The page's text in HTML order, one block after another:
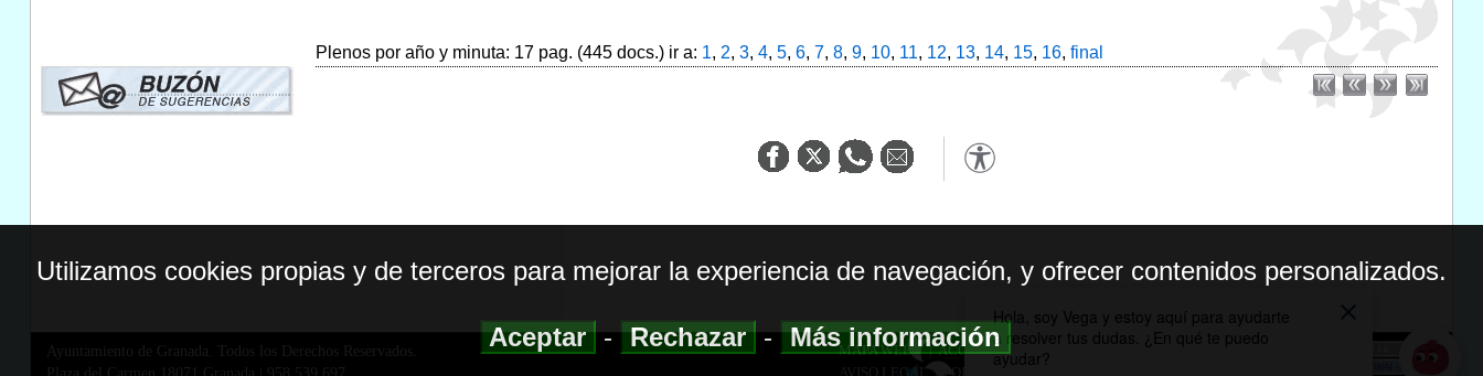
Plenos por año y minuta: 17 pag. (445 docs.) ir a: 1, 2, 3, 4, 5, 6, 7, 8, 9, 10, 11, 12, 13, 14, 15, 16, final
Ayuntamiento de Granada. Todos los Derechos Reservados.
MAPA WEB|ACCESIBILIDAD
AVISO LEGAL| POLITICA DE PRIVACIDAD
Utilizamos cookies propias y de terceros para mejorar la experiencia de navegación, y ofrecer contenidos personalizados.
Aceptar-Rechazar-Más información